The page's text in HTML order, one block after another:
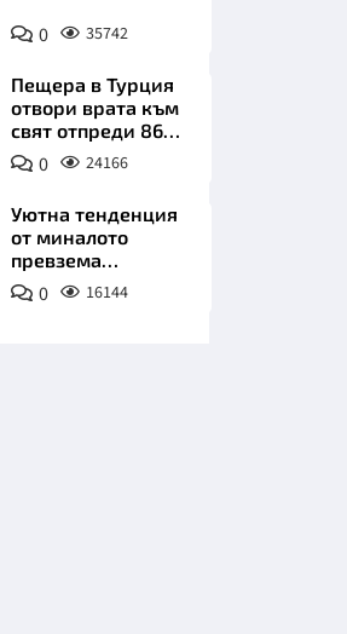
0 35742
Пещера в Турция
отвори врата към
свят отпреди 86
000 години
0 24166
Уютна тенденция
от миналото
превзема
модерните кухни
0 16144